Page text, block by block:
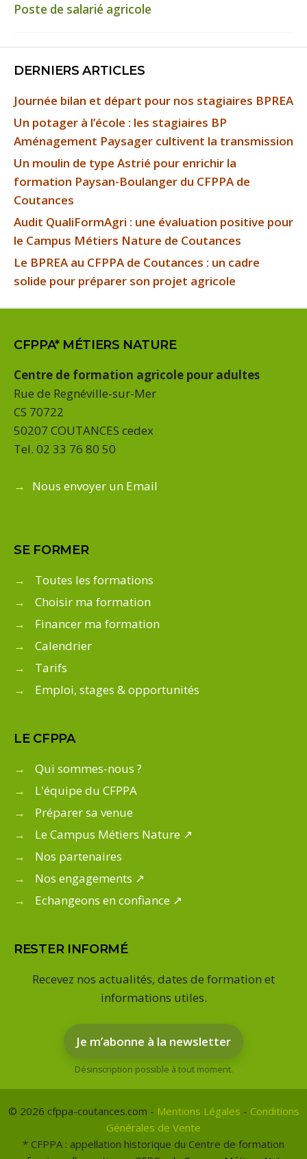
Poste de salarié agricole
DERNIERS ARTICLES
Journée bilan et départ pour nos stagiaires BPREA
Un potager à l’école : les stagiaires BP
Aménagement Paysager cultivent la transmission
Un moulin de type Astrié pour enrichir la
formation Paysan-Boulanger du CFPPA de
Coutances
Audit QualiFormAgri : une évaluation positive pour
le Campus Métiers Nature de Coutances
Le BPREA au CFPPA de Coutances : un cadre
solide pour préparer son projet agricole
CFPPA* MÉTIERS NATURE
Centre de formation agricole pour adultes
Rue de Regnéville-sur-Mer
CS 70722
50207 COUTANCES cedex
Tel. 02 33 76 80 50
→ Nous envoyer un Email
SE FORMER
→
Toutes les formations
→
Choisir ma formation
→
Financer ma formation
→
Calendrier
→
Tarifs
→
Emploi, stages & opportunités
LE CFPPA
→
Qui sommes-nous ?
→
L'équipe du CFPPA
→
Préparer sa venue
→
Le Campus Métiers Nature ↗
→
Nos partenaires
→
Nos engagements ↗
→
Echangeons en confiance ↗
RESTER INFORMÉ
Recevez nos actualités, dates de formation et
informations utiles.
Je m’abonne à la newsletter
Désinscription possible à tout moment.
© 2026 cfppa-coutances.com - Mentions Légales - Conditions
Générales de Vente
* CFPPA : appellation historique du Centre de formation